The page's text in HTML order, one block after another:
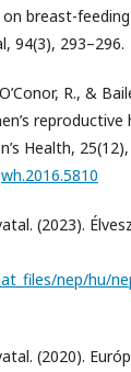
breast-
94(3), 293–296.
R., &
Health,
(2023).
nep/hu/
(2020).